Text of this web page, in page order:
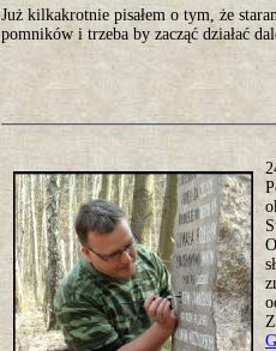
Już kilkakrotnie pisałem o tym, że
pomników i trzeba by zacząć działać